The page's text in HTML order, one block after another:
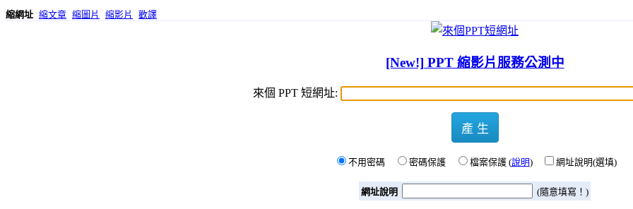
縮網址 縮文章 縮圖片 縮影片 歡譯
[New!] PPT 縮影片服務公測中
來個 PPT 短網址:
產 生
不用密碼 密碼保護 檔案保護 (說明) 網址說明(選填)
網址說明 (隨意填寫！)